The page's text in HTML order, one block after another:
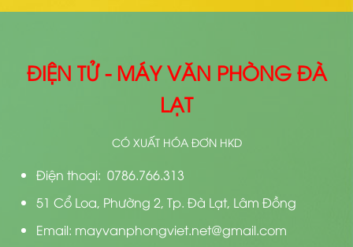
ĐIỆN TỬ - MÁY VĂN PHÒNG ĐÀ
LẠT
CÓ XUẤT HÓA ĐƠN HKD
Điện thoại: 0786.766.313
51 Cổ Loa, Phường 2, Tp. Đà Lạt, Lâm Đồng
Email: mayvanphongviet.net@gmail.com